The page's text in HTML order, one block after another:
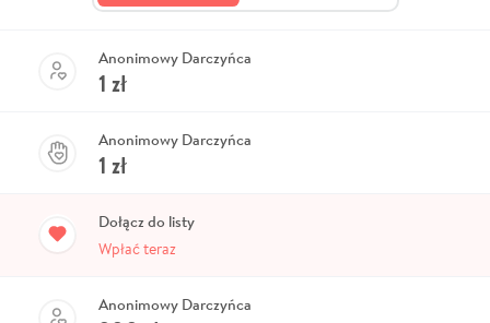
Anonimowy Darczyńca
1 zł
Anonimowy Darczyńca
1 zł
Dołącz do listy
Wpłać teraz
Anonimowy Darczyńca